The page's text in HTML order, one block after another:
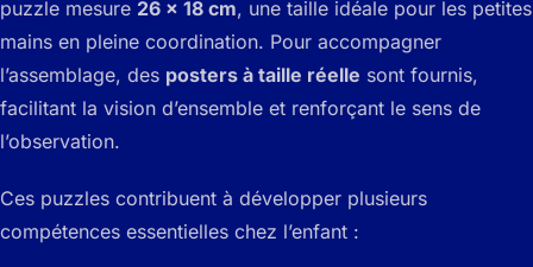
puzzle mesure 26 x 18 cm, une taille idéale pour les petites
mains en pleine coordination. Pour accompagner
l’assemblage, des posters à taille réelle sont fournis,
facilitant la vision d’ensemble et renforçant le sens de
l’observation.
Ces puzzles contribuent à développer plusieurs
compétences essentielles chez l’enfant :